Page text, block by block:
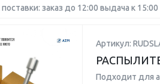
заказ до 12:00 выдача к 15:00
Артикул:
Подходит для